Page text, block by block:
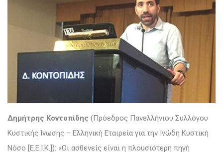
Δημήτρης Κοντοπίδης (Πρόεδρος Πανελλήνιου Συλλόγου
Κυστικής Ίνωσης – Ελληνική Εταιρεία για την Ινώδη Κυστική
Νόσο [Ε.Ε.Ι.Κ.]): «Οι ασθενείς είναι η πλουσιότερη πηγή